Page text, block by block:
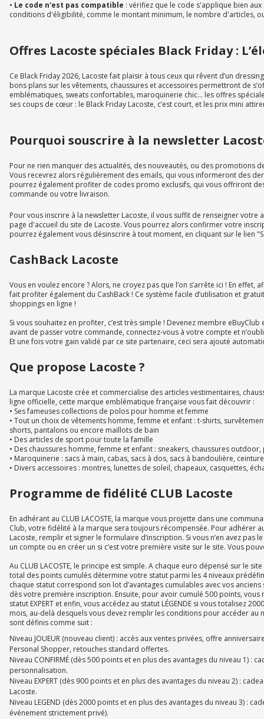
• Le code n'est pas compatible : vérifiez que le code s'applique bien
conditions d'éligibilité, comme le montant minimum, le nombre d'articles,
Offres Lacoste spéciales Black Friday :
Ce Black Friday 2026, Lacoste fait plaisir à tous ceux qui rêvent d’un
bons plans sur les vêtements, chaussures et accessoires permettront de
emblématiques, sweats confortables, maroquinerie chic… les offres
ses coups de cœur : le Black Friday Lacoste, c’est court, et les prix mini
Pourquoi souscrire à la newsletter
Pour ne rien manquer des actualités, des nouveautés, ou des promotions
Vous recevrez alors régulièrement des emails, qui vous informeront des
pourrez également profiter de codes promo exclusifs, qui vous offriront
commande ou votre livraison.
Pour vous inscrire à la newsletter Lacoste, il vous suffit de renseigner
page d'accueil du site de Lacoste. Vous pourrez alors confirmer votre
pourrez également vous désinscrire à tout moment, en cliquant sur le lien
CashBack Lacoste
Vous en voulez encore ? Alors, ne croyez pas que l’on s’arrête ici ! En
fait profiter également du CashBack ! Ce système facile d’utilisation et
shoppings en ligne !
Si vous souhaitez en profiter, c’est très simple ! Devenez membre
avant de passer votre commande, connectez-vous à votre compte et
Et une fois votre gain validé par ce site partenaire, ceci sera ajouté
Que propose Lacoste ?
La marque Lacoste crée et commercialise des articles vestimentaires,
ligne officielle, cette marque emblématique française vous fait découvrir :
• Ses fameuses collections de polos pour homme et femme
• Tout un choix de vêtements homme, femme et enfant : t-shirts,
shorts, pantalons ou encore maillots de bain
• Des articles de sport pour toute la famille
• Des chaussures homme, femme et enfant : sneakers, chaussures
• Maroquinerie : sacs à main, cabas, sacs à dos, sacs à bandoulière,
• Divers accessoires : montres, lunettes de soleil, chapeaux, casquettes,
Programme de fidélité CLUB Lacoste
En adhérant au CLUB LACOSTE, la marque vous projette dans une
Club, votre fidélité à la marque sera toujours récompensée. Pour adhérer
Lacoste, remplir et signer le formulaire d’inscription. Si vous n’en avez
un compte ou en créer un si c’est votre première visite sur le site. Vous
Au CLUB LACOSTE, le principe est simple. A chaque euro dépensé sur le
total des points cumulés détermine votre statut parmi les 4 niveaux prédéfinis
chaque statut correspond son lot d’avantages cumulables avec vos
dès votre première inscription. Ensuite, pour avoir cumulé 500 points, vous
statut EXPERT et enfin, vous accédez au statut LÉGENDE si vous totalisez
mois, au-delà desquels vous devez remplir les conditions pour accéder au
sont définis comme suit :
Niveau JOUEUR (nouveau client) : accès aux ventes privées, offre
Personal Shopper, retouches standard offertes.
Niveau CONFIRMÉ (dès 500 points et en plus des avantages du niveau 1)
personnalisation.
Niveau EXPERT (dès 900 points et en plus des avantages du niveau 2) :
Lacoste.
Niveau LEGEND (dès 2000 points et en plus des avantages du niveau 3) :
événement strictement privé).